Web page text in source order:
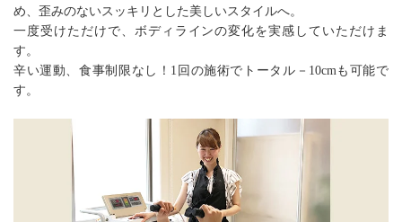
め、歪みのないスッキリとした美しいスタイルへ。
一度受けただけで、ボディラインの変化を実感していただけま
す。
辛い運動、食事制限なし！1回の施術でトータル－10cmも可能で
す。